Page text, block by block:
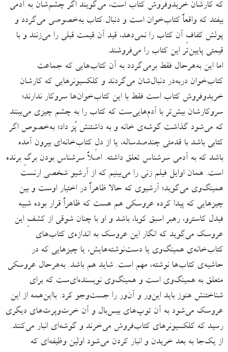
که کارشان خریدوفروش کتاب است، می‌گویند اگر چشم‌شان به آدمی
بیفتد که واقعاً کتاب‌خوان است و دنبال کتاب‌ به‌خصوصی می‌گردد و
پولش کفافِ آن کتاب را نمی‌دهد، قید آن قیمت قبلی را می‌زنند و با
قیمتی پایین‌تر این کتاب را می‌فروشند.
اما این‌ به‌هرحال فقط برمی‌گردد به آن کتاب‌هایی‌ که جماعت
کتاب‌خوان دربه‌در دنبال‌شان می‌‌گردند و کلکسیونرهایی که کارشان
خریدوفروش کتاب است فقط با این کتاب‌خوان‌ها سروکار ندارند؛
سروکارشان بیش‌تر با آدم‌هایی‌ست که کتاب را به چشم چیزی می‌بینند
که می‌شود گذاشت گوشه‌ی خانه و به داشتنش پُز داد؛ به‌خصوص اگر
کتابی باشد با قدمتی چندصدساله، یا از دلِ کتاب‌خانه‌ای بیرون آمده
باشد که به آدمی سرشناس تعلق داشته. اصلاً سرشناس بودن برگِ برنده
است. همان اوایل فیلم زنی را می‌بینیم که از آرشیو شخصی ارنست
همینگ‌وی می‌گوید؛ آرشیوی که حالا ظاهراً در اختیار اوست و بین
چیزهایی که پیدا کرده عروسکی هم هست که ظاهراً قرار بوده شبیه
فیدل کاسترو، رهبر اسبق کوبا، باشد و او با چنان شوقی از کشفِ این
عروسک می‌گوید که انگار این عروسک به اندازه‌ی کتاب‌های
کتاب‌خانه‌ی همینگ‌وی یا دست‌نوشته‌هایش، یا چیزهایی که در
حاشیه‌ی کتاب‌ها نوشته، مهم است. شاید هم باشد. به‌هرحال عروسکی
متعلق به همینگ‌وی است و همینگ‌وی نویسنده‌ای‌ست که برای
شناختنش هنوز باید این‌ور و آن‌ور را جست‌وجو کرد. بااین‌همه از این
عروسک می‌شود به آن توپ‌های بیس‌بال و آن خرت‌وپرت‌های دیگری
رسید که کلکسیونرهای کتاب‌فروش می‌خرند و گوشه‌ای انبار می‌کنند.
از یک‌جا به بعد خریدن و انبار کردن می‌شود اولین وظیفه‌ای که